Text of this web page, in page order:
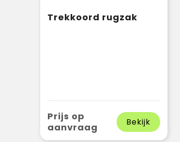
Trekkoord rugzak
Prijs op
aanvraag
Bekijk